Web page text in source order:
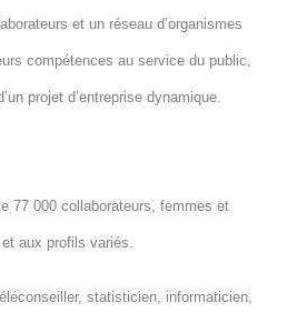
et un réseau d’organismes
compétences au service du public,
projet d’entreprise dynamique.
77 000 collaborateurs, femmes et
aux profils variés.
statisticien, informaticien,